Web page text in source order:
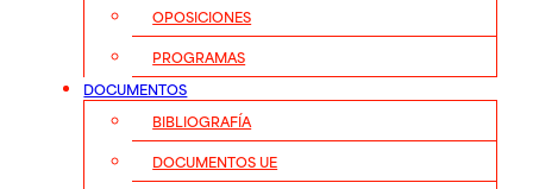
OPOSICIONES
PROGRAMAS
DOCUMENTOS
BIBLIOGRAFÍA
DOCUMENTOS UE